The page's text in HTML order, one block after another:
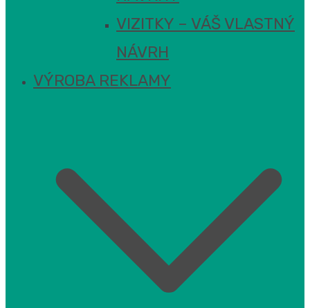
VIZITKY – VÁŠ VLASTNÝ
NÁVRH
VÝROBA REKLAMY